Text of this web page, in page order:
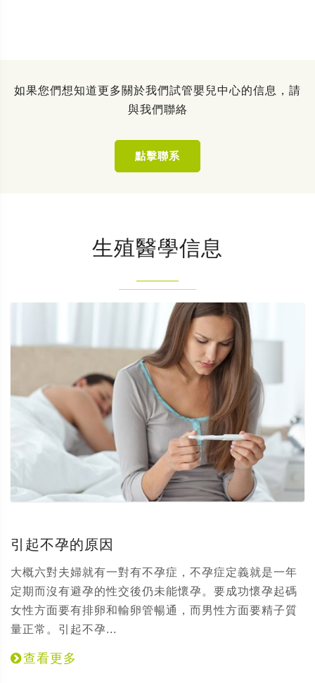
如果您們想知道更多關於我們試管嬰兒中心的信息，請
與我們聯絡
點擊聯系
生殖醫學信息
引起不孕的原因
大概六對夫婦就有一對有不孕症，不孕症定義就是一年
定期而沒有避孕的性交後仍未能懷孕。要成功懷孕起碼
女性方面要有排卵和輸卵管暢通，而男性方面要精子質
量正常。引起不孕...
查看更多